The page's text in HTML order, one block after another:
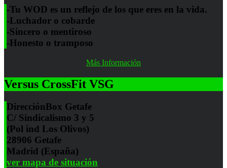
-Tu WOD es un reflejo de los que eres en la vida.
-Luchador o cobarde
-Sincero o mentiroso
-Honesto o tramposo
Más Información
Versus CrossFit VSG
DirecciónBox Getafe
C/ Sindicalismo 3 y 5
(Pol ind Los Olivos)
28906 Getafe
Madrid (España)
ver mapa de situación